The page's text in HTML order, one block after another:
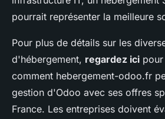
pourrait représenter la meilleure
Pour plus de détails sur les
d'hébergement, regardez ici
comment hebergement-odoo.fr
gestion d'Odoo avec ses offres
France. Les entreprises doivent